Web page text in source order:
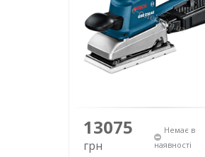
13075
грн
Немає в
наявності